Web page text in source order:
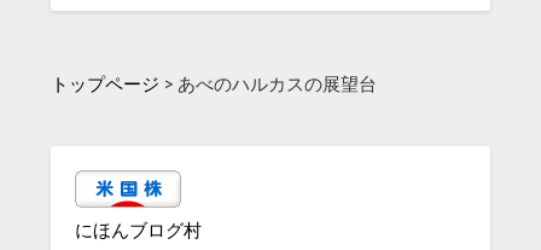
トップページ > あべのハルカスの展望台
にほんブログ村